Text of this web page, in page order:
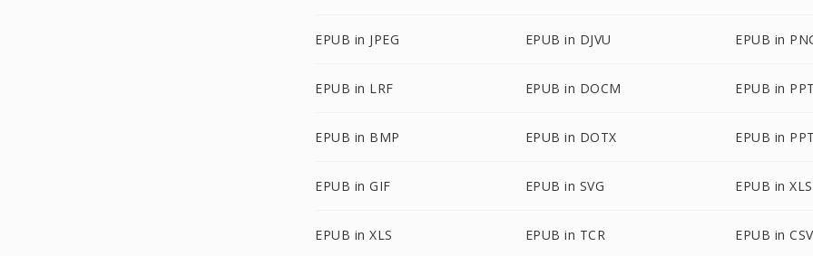
EPUB in JPEG EPUB in DJVU EPUB in
EPUB in LRF EPUB in DOCM EPUB in
EPUB in BMP EPUB in DOTX EPUB in
EPUB in GIF EPUB in SVG EPUB in
EPUB in XLS EPUB in TCR EPUB in CSV